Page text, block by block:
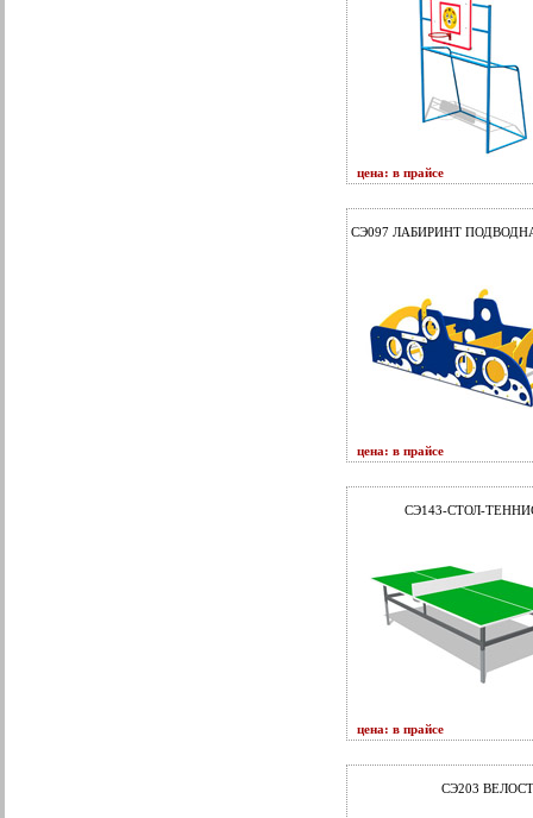
цена: в прайсе
СЭ097 ЛАБИРИНТ
цена: в прайсе
СЭ143-СТОЛ-
цена: в прайсе
СЭ203